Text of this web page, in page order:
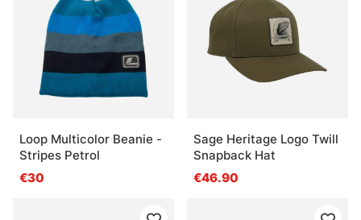
Loop Multicolor Beanie -
Stripes Petrol
€30
Sage Heritage Logo Twill
Snapback Hat
€46.90